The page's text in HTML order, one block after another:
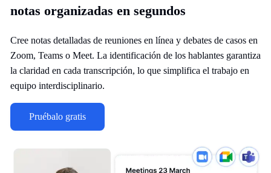
notas organizadas en segundos
Cree notas detalladas de reuniones en línea y debates de casos en
Zoom, Teams o Meet. La identificación de los hablantes garantiza
la claridad en cada transcripción, lo que simplifica el trabajo en
equipo interdisciplinario.
Pruébalo gratis